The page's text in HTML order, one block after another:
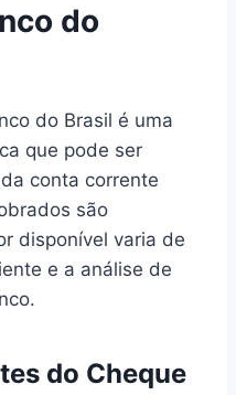
do
do Brasil é uma
que pode ser
conta corrente
são
disponível varia de
e a análise de
do Cheque